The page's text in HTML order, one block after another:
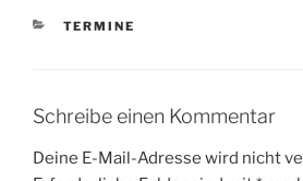
KATEGORIEN
TERMINE
Schreibe einen Kommentar
Deine E-Mail-Adresse wird nicht